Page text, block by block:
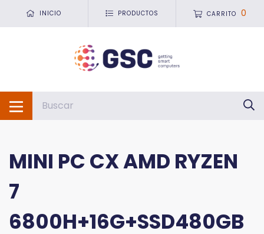
INICIO PRODUCTOS CARRITO 0
MINI PC CX AMD RYZEN
7
6800H+16G+SSD480GB